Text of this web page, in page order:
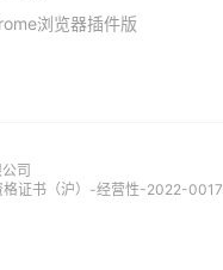
浏览器插件版
司
格证书（沪）-经营性-2022-0017